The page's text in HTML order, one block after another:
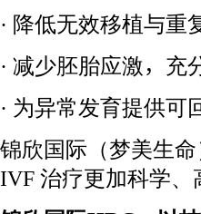
· 降低无效移植与重
· 减少胚胎应激，充
· 为异常发育提供可
锦欣国际（梦美生
IVF 治疗更加科学、